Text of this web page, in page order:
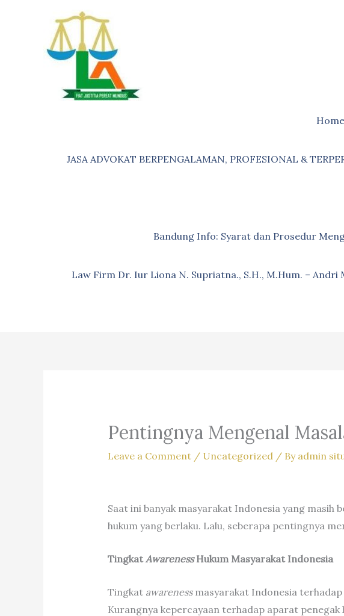
Home
JASA ADVOKAT BERPENGALAMAN, PROFESIONAL &
Bandung Info: Syarat dan Prosedur
Law Firm Dr. Iur Liona N. Supriatna., S.H., M.Hum. – Andri
Pentingnya Mengenal
Leave a Comment / Uncategorized/ By admin
Saat ini banyak masyarakat Indonesia yang masih
hukum yang berlaku. Lalu, seberapa pentingnya
TingkatAwarenessHukum Masyarakat Indonesia
Tingkat awarenessmasyarakat Indonesia terhadap
Kurangnya kepercayaan terhadap aparat